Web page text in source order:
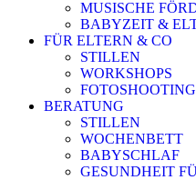
MUSISCHE
BABYZEIT &
FÜR ELTERN & CO
STILLEN
WORKSHOPS
FOTOSHOOTING
BERATUNG
STILLEN
WOCHENBETT
BABYSCHLAF
GESUNDHEIT